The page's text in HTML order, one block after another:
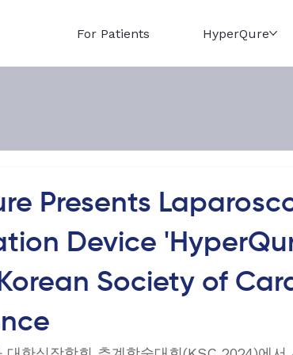
For Patients HyperQure
Presents
Device
Society of